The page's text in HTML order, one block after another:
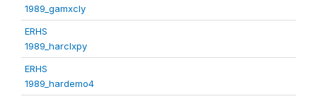
1989_gamxcly
ERHS
1989_harclxpy
ERHS
1989_hardemo4